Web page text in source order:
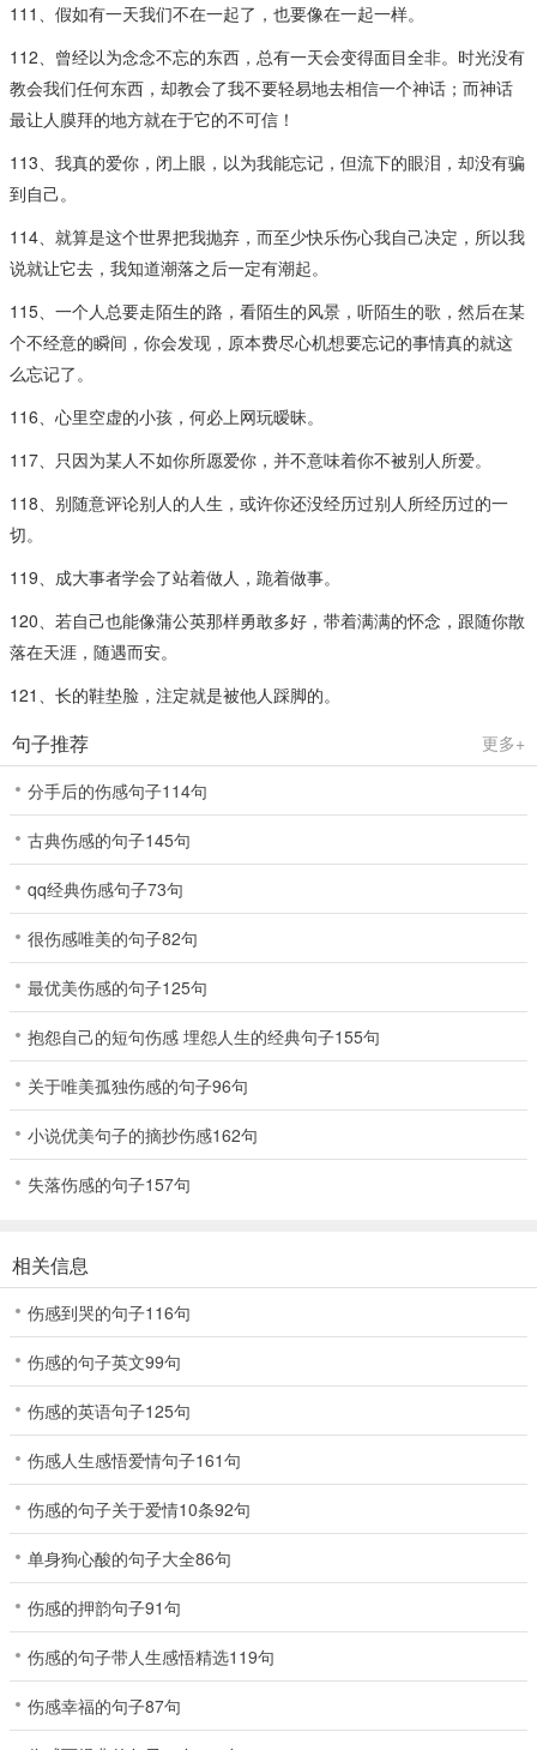
111、假如有一天我们不在一起了，也要像在一起一样。
112、曾经以为念念不忘的东西，总有一天会变得面目全非。时光没有
教会我们任何东西，却教会了我不要轻易地去相信一个神话；而神话
最让人膜拜的地方就在于它的不可信！
113、我真的爱你，闭上眼，以为我能忘记，但流下的眼泪，却没有骗
到自己。
114、就算是这个世界把我抛弃，而至少快乐伤心我自己决定，所以我
说就让它去，我知道潮落之后一定有潮起。
115、一个人总要走陌生的路，看陌生的风景，听陌生的歌，然后在某
个不经意的瞬间，你会发现，原本费尽心机想要忘记的事情真的就这
么忘记了。
116、心里空虚的小孩，何必上网玩暧昧。
117、只因为某人不如你所愿爱你，并不意味着你不被别人所爱。
118、别随意评论别人的人生，或许你还没经历过别人所经历过的一
切。
119、成大事者学会了站着做人，跪着做事。
120、若自己也能像蒲公英那样勇敢多好，带着满满的怀念，跟随你散
落在天涯，随遇而安。
121、长的鞋垫脸，注定就是被他人踩脚的。
句子推荐
更多+
分手后的伤感句子114句
古典伤感的句子145句
qq经典伤感句子73句
很伤感唯美的句子82句
最优美伤感的句子125句
抱怨自己的短句伤感 埋怨人生的经典句子155句
关于唯美孤独伤感的句子96句
小说优美句子的摘抄伤感162句
失落伤感的句子157句
相关信息
伤感到哭的句子116句
伤感的句子英文99句
伤感的英语句子125句
伤感人生感悟爱情句子161句
伤感的句子关于爱情10条92句
单身狗心酸的句子大全86句
伤感的押韵句子91句
伤感的句子带人生感悟精选119句
伤感幸福的句子87句